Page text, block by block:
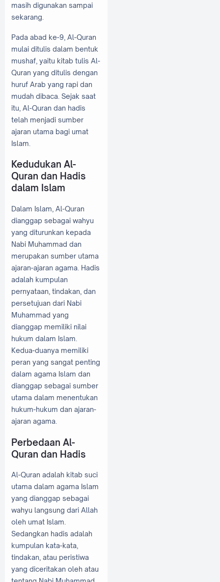
masih digunakan sampai
sekarang.
Pada abad ke-9, Al-Quran
mulai ditulis dalam bentuk
mushaf, yaitu kitab tulis Al-
Quran yang ditulis dengan
huruf Arab yang rapi dan
mudah dibaca. Sejak saat
itu, Al-Quran dan hadis
telah menjadi sumber
ajaran utama bagi umat
Islam.
Kedudukan Al-
Quran dan Hadis
dalam Islam
Dalam Islam, Al-Quran
dianggap sebagai wahyu
yang diturunkan kepada
Nabi Muhammad dan
merupakan sumber utama
ajaran-ajaran agama. Hadis
adalah kumpulan
pernyataan, tindakan, dan
persetujuan dari Nabi
Muhammad yang
dianggap memiliki nilai
hukum dalam Islam.
Kedua-duanya memiliki
peran yang sangat penting
dalam agama Islam dan
dianggap sebagai sumber
utama dalam menentukan
hukum-hukum dan ajaran-
ajaran agama.
Perbedaan Al-
Quran dan Hadis
Al-Quran adalah kitab suci
utama dalam agama Islam
yang dianggap sebagai
wahyu langsung dari Allah
oleh umat Islam.
Sedangkan hadis adalah
kumpulan kata-kata,
tindakan, atau peristiwa
yang diceritakan oleh atau